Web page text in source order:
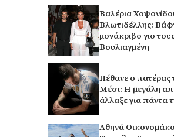
Βαλέρια
Βλωτιδέλλης:
μονάκριβο γιο
Βουλιαγμένη
Πέθανε ο πατέρας
Μέσι: Η μεγάλη
άλλαξε για πάντα
Αθηνά